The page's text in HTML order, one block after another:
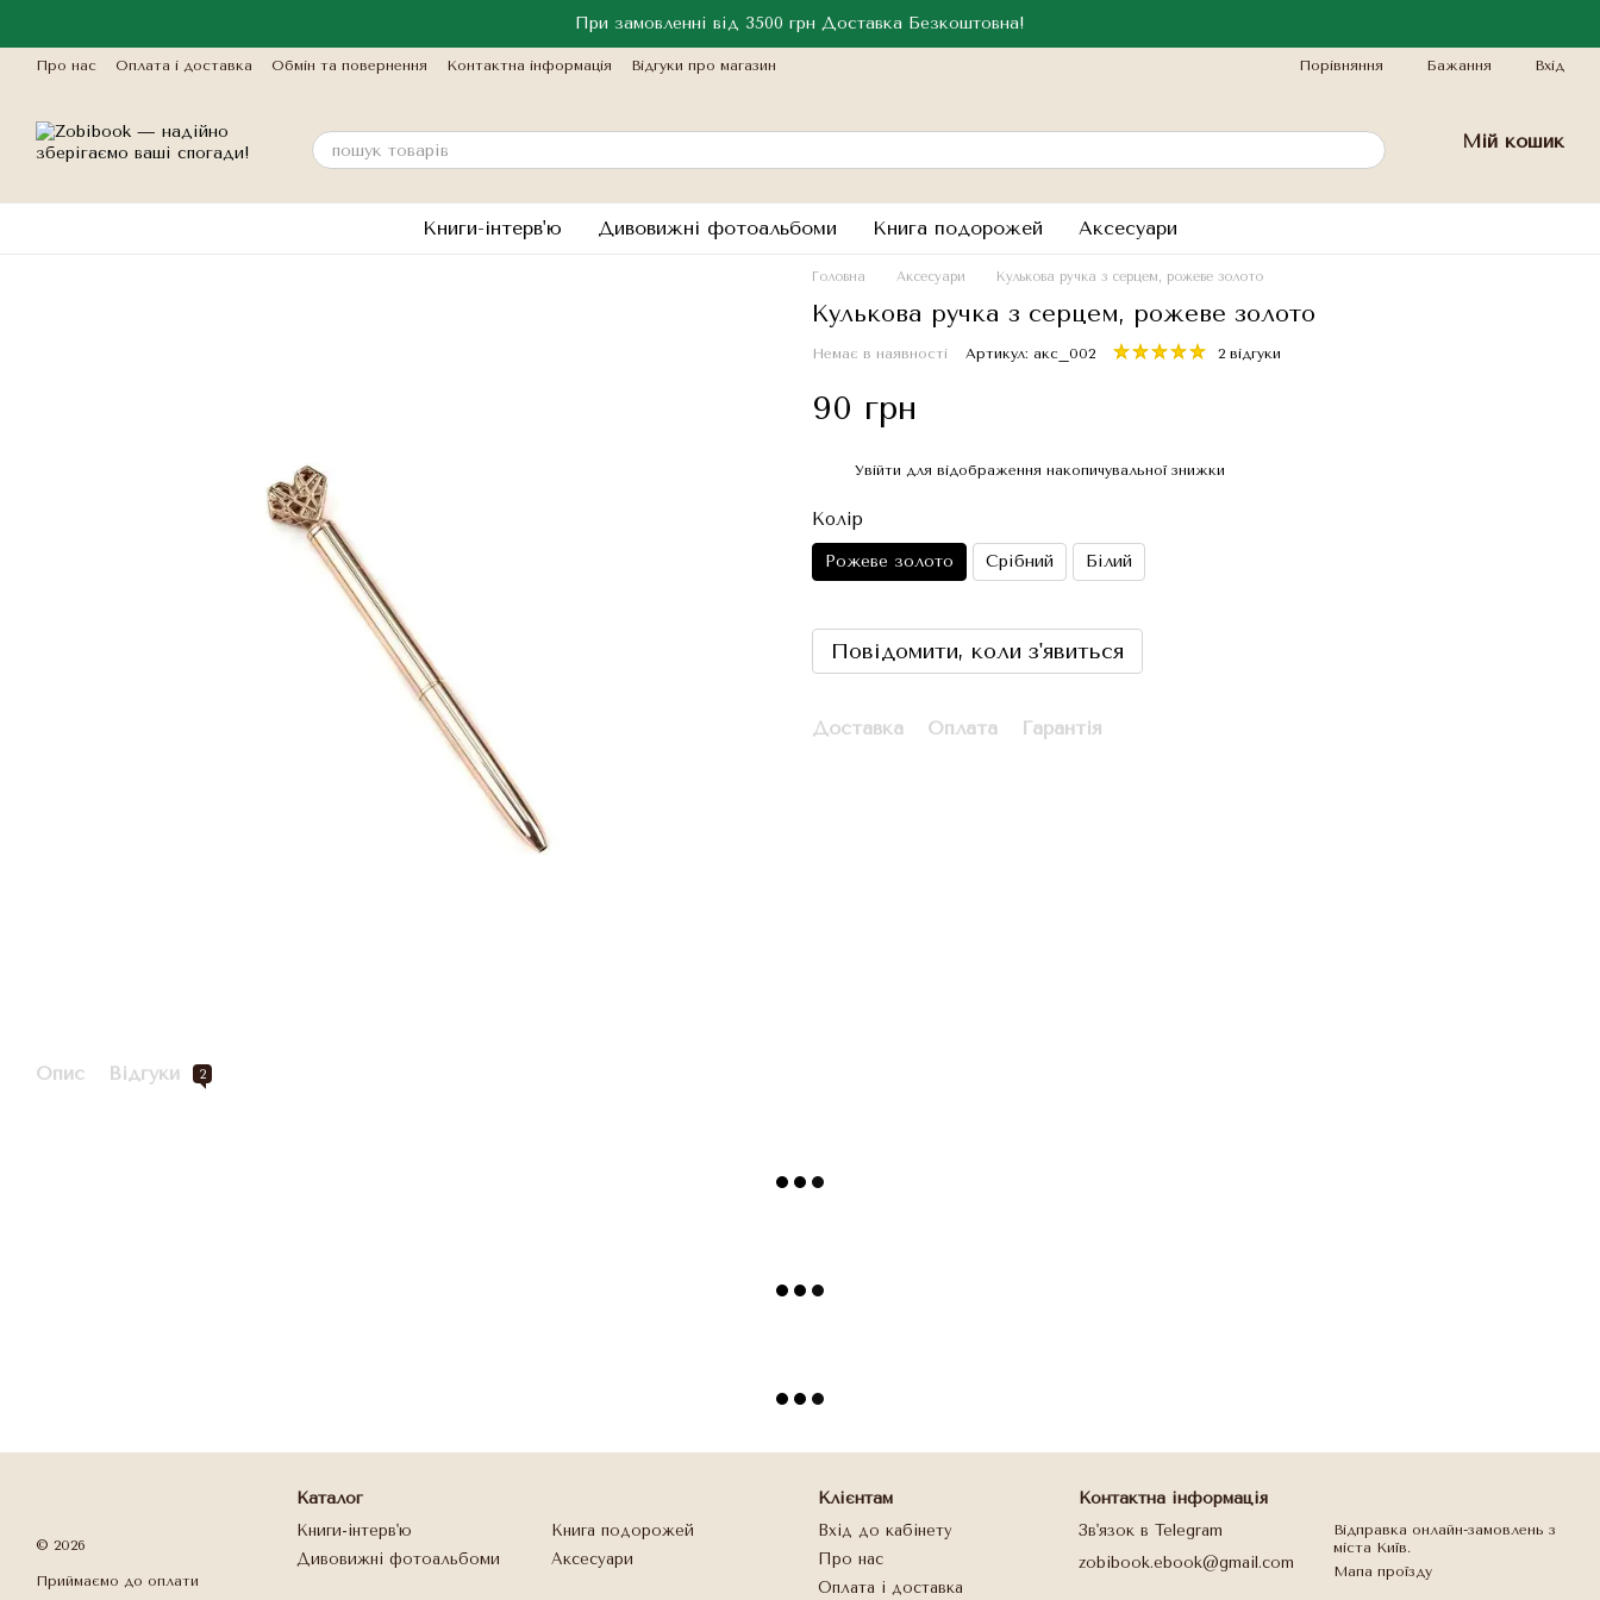
При замовленні від 3500 грн Доставка Безкоштовна!
Про нас Оплата і доставка Обмін та повернення Контактна інформація Відгуки про магазин Порівняння Бажання Вхід
Мій кошик
Книги-інтерв'ю Дивовижні фотоальбоми Книга подорожей Аксесуари
Опис Відгуки 2
Головна Аксесуари Кулькова ручка з серцем, рожеве золото
Кулькова ручка з серцем, рожеве золото
Немає в наявності Артикул: акс_002 2 відгуки
90 грн
Увійти для відображення накопичувальної знижки
Колір
Рожеве золото Срібний Білий
Повідомити, коли з'явиться
Доставка Оплата Гарантія
© 2026
Приймаємо до оплати
Каталог
Книги-інтерв'ю
Дивовижні фотоальбоми
Книга подорожей
Аксесуари
Клієнтам
Вхід до кабінету
Про нас
Оплата і доставка
Контактна інформація
Зв'язок в Telegram
zobibook.ebook@gmail.com
Відправка онлайн-замовлень з
міста Київ.
Мапа проїзду